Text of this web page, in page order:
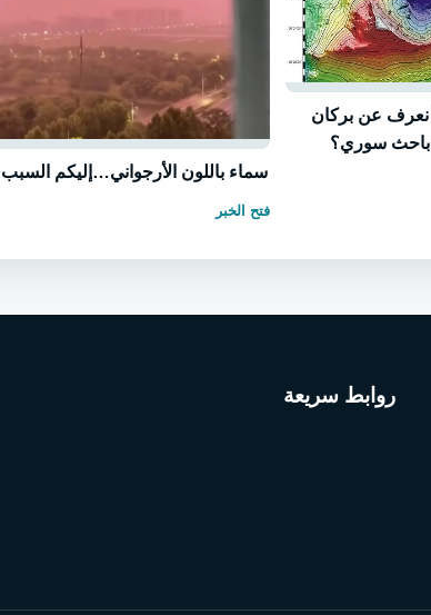
نعرف عن بركان
باحث سوري؟
سماء باللون الأرجواني…إليكم السبب
فتح الخبر
روابط سريعة